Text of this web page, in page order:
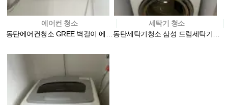
에어컨 청소
세탁기 청소